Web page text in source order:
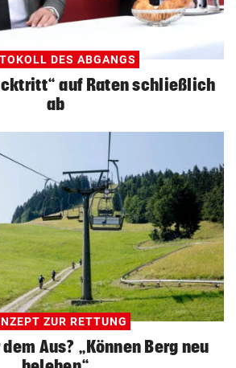
DES ABGANGS
auf Raten schließlich
ab
ZUR RETTUNG
Aus? „Können Berg neu